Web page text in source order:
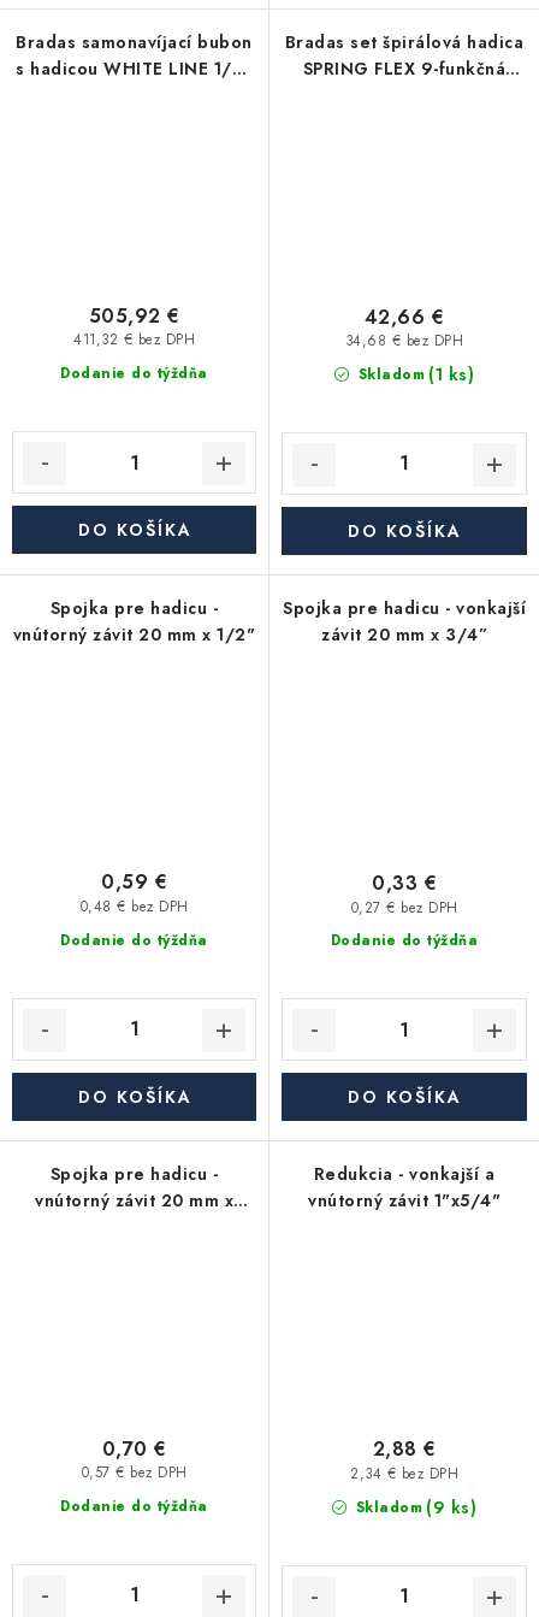
Bradas samonavíjací bubon
s hadicou WHITE LINE 1/2"
Dodanie do týždňa
411,32 € bez DPH
505,92 €
DO KOŠÍKA
Bradas set špirálová hadica
SPRING FLEX 9-funkčná
Skladom (1 ks)
34,68 € bez DPH
42,66 €
DO KOŠÍKA
Spojka pre hadicu -
vnútorný závit 20 mm x 1/2"
Dodanie do týždňa
0,48 € bez DPH
0,59 €
DO KOŠÍKA
Spojka pre hadicu - vonkajší
závit 20 mm x 3/4”
Dodanie do týždňa
0,27 € bez DPH
0,33 €
DO KOŠÍKA
Spojka pre hadicu -
vnútorný závit 20 mm x
Dodanie do týždňa
0,57 € bez DPH
0,70 €
Redukcia - vonkajší a
vnútorný závit 1"x5/4"
Skladom (9 ks)
2,34 € bez DPH
2,88 €